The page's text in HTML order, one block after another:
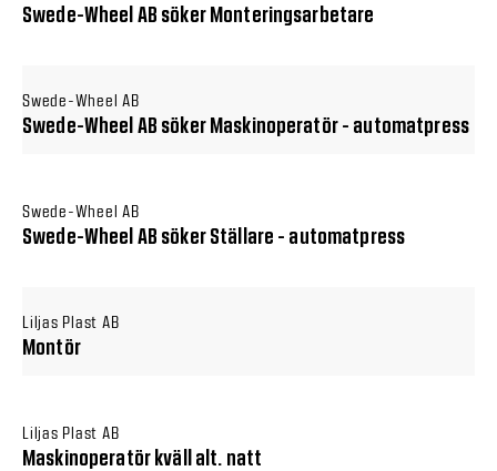
Swede-Wheel AB söker Monteringsarbetare
Swede-Wheel AB
Swede-Wheel AB söker Maskinoperatör - automatpress
Swede-Wheel AB
Swede-Wheel AB söker Ställare - automatpress
Liljas Plast AB
Montör
Liljas Plast AB
Maskinoperatör kväll alt. natt